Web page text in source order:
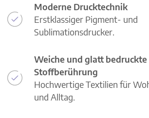
Moderne Drucktechnik
Erstklassiger Pigment- und
Sublimationsdrucker.
Weiche und glatt bedruckte
Stoffberührung
Hochwertige Textilien für
und Alltag.